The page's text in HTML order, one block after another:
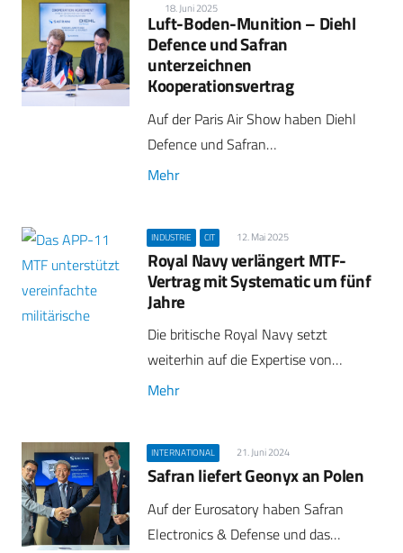
18. Juni 2025
Luft-Boden-Munition – Diehl
Defence und Safran
unterzeichnen
Kooperationsvertrag
Auf der Paris Air Show haben Diehl
Defence und Safran…
Mehr
INDUSTRIE CIT 12. Mai 2025
Royal Navy verlängert MTF-
Vertrag mit Systematic um fünf
Jahre
Die britische Royal Navy setzt
weiterhin auf die Expertise von…
Mehr
INTERNATIONAL 21. Juni 2024
Safran liefert Geonyx an Polen
Auf der Eurosatory haben Safran
Electronics & Defense und das…